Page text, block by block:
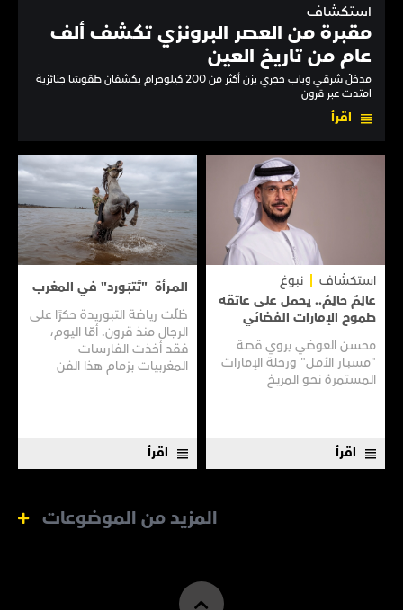
استكشاف
مقبرة من العصر البرونزي تكشف ألف
عام من تاريخ العين
مدخلٌ شرقي وباب حجري يزن أكثر من 200 كيلوجرام يكشفان طقوسًا جنائزية
امتدت عبر قرون
اقرأ
استكشاف
نبوغ
عالِمٌ حالِمٌ.. يحمل على عاتقه
طموح الإمارات الفضائي
محسن العوضي يروي قصـة
"مسبـار الأمـل" ورحلة الإمارات
المستمرة نحـو المريـخ
اقرأ
المـرأة "تَتبَـورد" في المغرب
ظلّت رياضة التبوريدة حكرًا على
الرجال منذ قرون. أمّا اليوم،
فقد أخذت الفارسات
المغربيات بزمام هذا الفن
اقرأ
المزيد من الموضوعات